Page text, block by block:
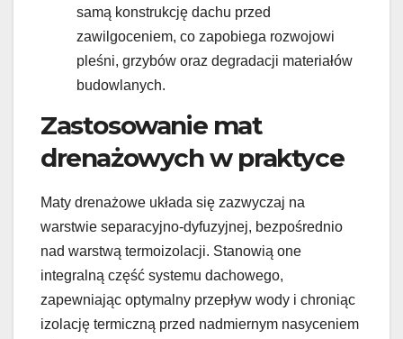
samą konstrukcję dachu przed
zawilgoceniem, co zapobiega rozwojowi
pleśni, grzybów oraz degradacji materiałów
budowlanych.
Zastosowanie mat
drenażowych w praktyce
Maty drenażowe układa się zazwyczaj na
warstwie separacyjno-dyfuzyjnej, bezpośrednio
nad warstwą termoizolacji. Stanowią one
integralną część systemu dachowego,
zapewniając optymalny przepływ wody i chroniąc
izolację termiczną przed nadmiernym nasyceniem